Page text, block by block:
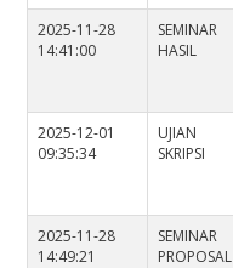
2025-11-28
14:41:00
SEMINAR
HASIL
2025-12-01
09:35:34
UJIAN
SKRIPSI
2025-11-28
14:49:21
SEMINAR
PROPOSAL